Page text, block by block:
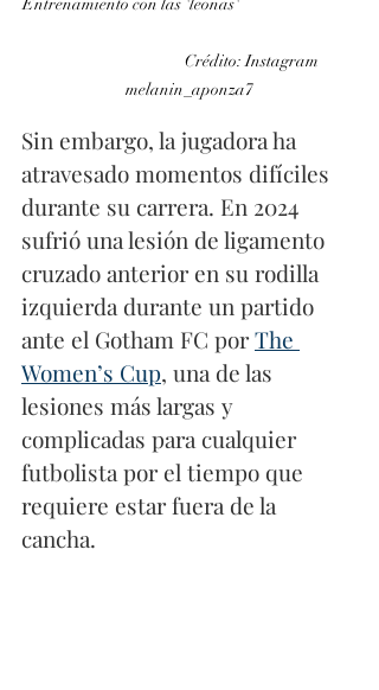
                                    Crédito: Instagram
melanin_aponza7
Sin embargo, la jugadora ha
atravesado momentos difíciles
durante su carrera. En 2024
sufrió una lesión de ligamento
cruzado anterior en su rodilla
izquierda durante un partido
ante el Gotham FC por The
Women’s Cup, una de las
lesiones más largas y
complicadas para cualquier
futbolista por el tiempo que
requiere estar fuera de la
cancha.